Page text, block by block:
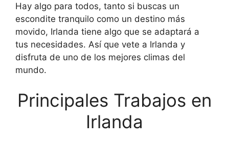
Hay algo para todos, tanto si buscas un
escondite tranquilo como un destino más
movido, Irlanda tiene algo que se adaptará a
tus necesidades. Así que vete a Irlanda y
disfruta de uno de los mejores climas del
mundo.
Principales Trabajos en
Irlanda